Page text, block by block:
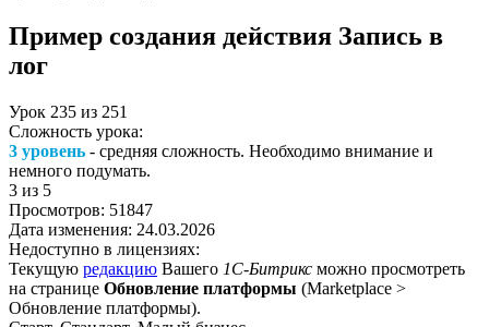
Пример создания действия Запись в
лог
Урок 235 из 251
Сложность урока:
3 уровень - средняя сложность. Необходимо внимание и
немного подумать.
3 из 5
Просмотров: 51847
Дата изменения: 24.03.2026
Недоступно в лицензиях:
Текущую редакцию Вашего 1С-Битрикс можно просмотреть
на странице Обновление платформы (Marketplace >
Обновление платформы).